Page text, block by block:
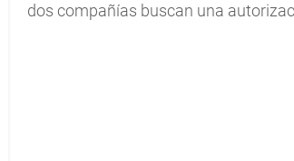
dos compañías buscan una